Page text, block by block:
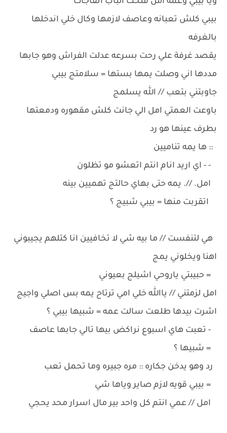
بيبي كلش تعبانه وعاصف لازمها وكال خلي اندخلها
بالغرفه
يقصد غرفة علي رحت بسرعه عدلت الفراش وهو جابها
مددها اني وصلت يمها بستها = سلامتج بيبي
جاوبتني بتعب // الله يسلمج
باوعت العمتي امل الي جانت كلش مقهوره ودمعتها
بطرف عينها هو رد
:: ها يمه تناميين
- - اي اريد انام انتم اتعشو مو تظلون
امل. //. يمه حتى بهاي حالتج تهميين بينه
اتقربت منها = بيبي شبيج ؟
هي لتنفست // ما بيه شي لا تخافيين انا كتلهم يجيبوني
اهنا ويخلوني يمج
= حبيبتي ياروحي اشيلج بعيوني
امل لزمتني // ياالله خلي امي ترتاح يمه بس اصلي واجيج
اشرت بيدها طلعت سالت عمه = شبيها بيبي ؟
- تعبت هاي اسبوع نراكض بيها تالي جابها عاصف
= شبيها ؟
رد وهو يدخن جكاره :: مره جبيره وما تحمل تعب
= بيبي قويه لازم صاير وياها شي
امل // عمي انتم كل واحد بير مال اسرار محد يحجي